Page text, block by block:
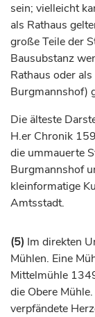
sein; vielleicht
als Rathaus
große Teile der
Bausubstanz
Rathaus oder
Burgmannshof)
Die älteste
H.er Chronik
die ummauerte
Burgmannshof
kleinformatige
Amtsstadt.
(5) Im direkten
Mühlen. Eine
Mittelmühle
die Obere
verpfändete